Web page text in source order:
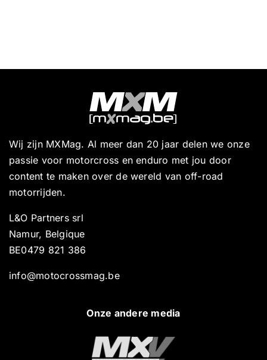
Wij zijn MXMag. Al meer dan 20 jaar delen we onze
passie voor motorcross en enduro met jou door
content te maken over de wereld van off-road
motorrijden.
L&O Partners srl
Namur, Belgique
BE0479 821 386
info@motocrossmag.be
Onze andere media